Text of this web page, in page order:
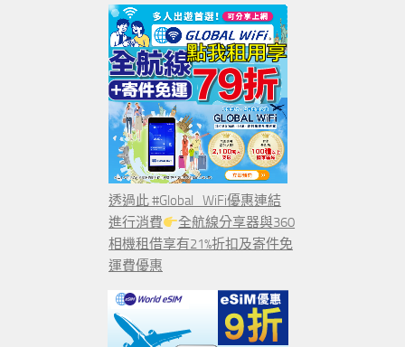
透過此 #Global_WiFi優惠連結
進行消費
全航線分享器與360
相機租借享有21%折扣及寄件免
運費優惠